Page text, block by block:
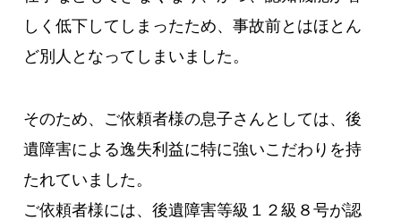
しく低下してしまったため、事故前とはほとん
ど別人となってしまいました。
そのため、ご依頼者様の息子さんとしては、後
遺障害による逸失利益に特に強いこだわりを持
たれていました。
ご依頼者様には、後遺障害等級１２級８号が認